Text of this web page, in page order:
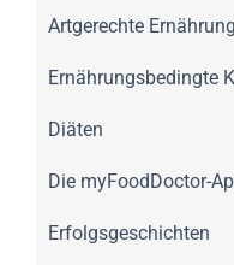
Artgerechte Ernährung
Ernährungsbedingte
Diäten
Die myFoodDoctor-
Erfolgsgeschichten